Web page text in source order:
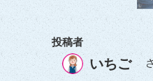
投稿者
いちご